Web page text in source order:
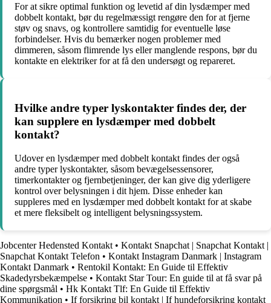
For at sikre optimal funktion og levetid af din lysdæmper med
dobbelt kontakt, bør du regelmæssigt rengøre den for at fjerne
støv og snavs, og kontrollere samtidig for eventuelle løse
forbindelser. Hvis du bemærker nogen problemer med
dimmeren, såsom flimrende lys eller manglende respons, bør du
kontakte en elektriker for at få den undersøgt og repareret.
Hvilke andre typer lyskontakter findes der, der
kan supplere en lysdæmper med dobbelt
kontakt?
Udover en lysdæmper med dobbelt kontakt findes der også
andre typer lyskontakter, såsom bevægelsessensorer,
timerkontakter og fjernbetjeninger, der kan give dig yderligere
kontrol over belysningen i dit hjem. Disse enheder kan
suppleres med en lysdæmper med dobbelt kontakt for at skabe
et mere fleksibelt og intelligent belysningssystem.
Jobcenter Hedensted Kontakt • Kontakt Snapchat | Snapchat Kontakt |
Snapchat Kontakt Telefon • Kontakt Instagram Danmark | Instagram
Kontakt Danmark • Rentokil Kontakt: En Guide til Effektiv
Skadedyrsbekæmpelse • Kontakt Star Tour: En guide til at få svar på
dine spørgsmål • Hk Kontakt Tlf: En Guide til Effektiv
Kommunikation • If forsikring bil kontakt | If hundeforsikring kontakt